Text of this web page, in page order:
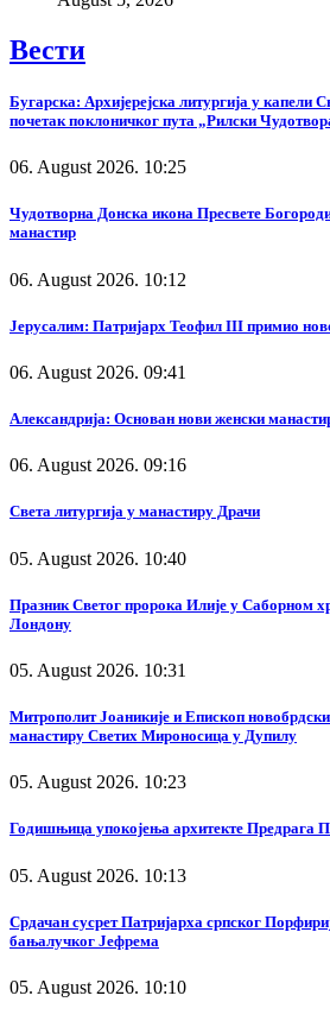
Вести
Бугарска: Архијерејска литургија у капели
почетак поклоничког пута „Рилски
06. August 2026. 10:25
Чудотворна Донска икона Пресвете
манастир
06. August 2026. 10:12
Јерусалим: Патријарх Теофил III примио
06. August 2026. 09:41
Александрија: Основан нови женски
06. August 2026. 09:16
Света литургија у манастиру Драчи
05. August 2026. 10:40
Празник Светог пророка Илије у Саборном
Лондону
05. August 2026. 10:31
Митрополит Јоаникије и Епископ
манастиру Светих Мироносица у Дупилу
05. August 2026. 10:23
Годишњица упокојења архитекте Предрага
05. August 2026. 10:13
Срдачан сусрет Патријарха српског
бањалучког Јефрема
05. August 2026. 10:10